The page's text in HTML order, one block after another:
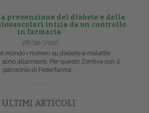
prevenzione del diabete e delle
inizia da un controllo
in farmacia
26/10/2020
mondo i numeri su diabete e malattie
sono allarmanti. Per questo Zentiva con il
patrocinio di Federfarma...
ULTIMI ARTICOLI